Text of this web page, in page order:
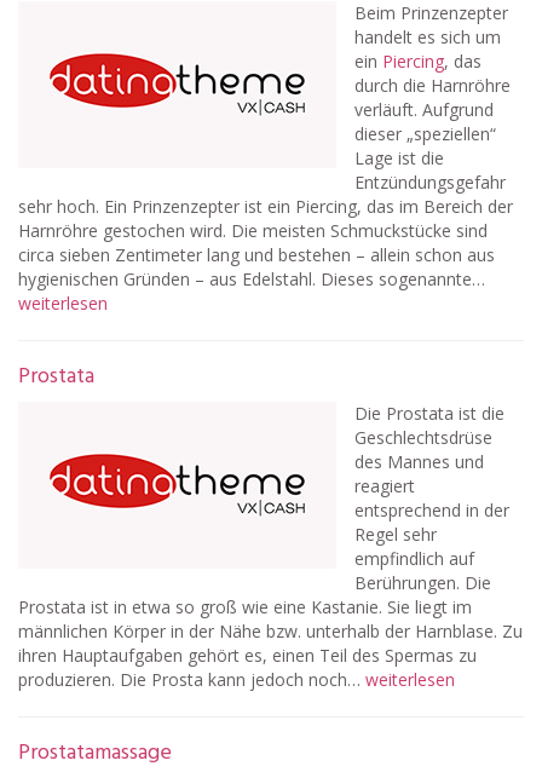
Beim Prinzenzepter
handelt es sich um
ein Piercing, das
durch die Harnröhre
verläuft. Aufgrund
dieser „speziellen“
Lage ist die
Entzündungsgefahr
sehr hoch. Ein Prinzenzepter ist ein Piercing, das im Bereich der
Harnröhre gestochen wird. Die meisten Schmuckstücke sind
circa sieben Zentimeter lang und bestehen – allein schon aus
hygienischen Gründen – aus Edelstahl. Dieses sogenannte…
weiterlesen
Prostata
Die Prostata ist die
Geschlechtsdrüse
des Mannes und
reagiert
entsprechend in der
Regel sehr
empfindlich auf
Berührungen. Die
Prostata ist in etwa so groß wie eine Kastanie. Sie liegt im
männlichen Körper in der Nähe bzw. unterhalb der Harnblase. Zu
ihren Hauptaufgaben gehört es, einen Teil des Spermas zu
produzieren. Die Prosta kann jedoch noch… weiterlesen
Prostatamassage